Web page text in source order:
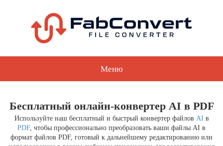
Меню
Бесплатный онлайн-конвертер AI в PDF
Используйте наш бесплатный и быстрый конвертер файлов AI в
PDF, чтобы профессионально преобразовать ваши файлы AI в
формат файлов PDF, готовый к дальнейшему редактированию или